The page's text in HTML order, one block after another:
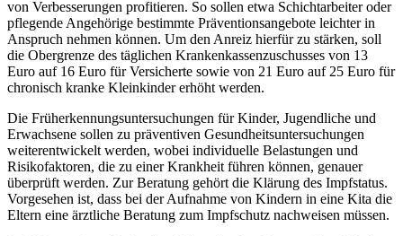
von Verbesserungen profitieren. So sollen etwa Schichtarbeiter oder
pflegende Angehörige bestimmte Präventionsangebote leichter in
Anspruch nehmen können. Um den Anreiz hierfür zu stärken, soll
die Obergrenze des täglichen Krankenkassenzuschusses von 13
Euro auf 16 Euro für Versicherte sowie von 21 Euro auf 25 Euro für
chronisch kranke Kleinkinder erhöht werden.
Die Früherkennungsuntersuchungen für Kinder, Jugendliche und
Erwachsene sollen zu präventiven Gesundheitsuntersuchungen
weiterentwickelt werden, wobei individuelle Belastungen und
Risikofaktoren, die zu einer Krankheit führen können, genauer
überprüft werden. Zur Beratung gehört die Klärung des Impfstatus.
Vorgesehen ist, dass bei der Aufnahme von Kindern in eine Kita die
Eltern eine ärztliche Beratung zum Impfschutz nachweisen müssen.